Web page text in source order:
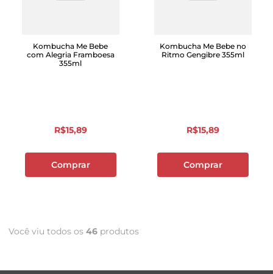
Kombucha Me Bebe
com Alegria Framboesa
355ml
R$15,89
Comprar
Kombucha Me Bebe no
Ritmo Gengibre 355ml
R$15,89
Comprar
Você viu todos os 46 produtos